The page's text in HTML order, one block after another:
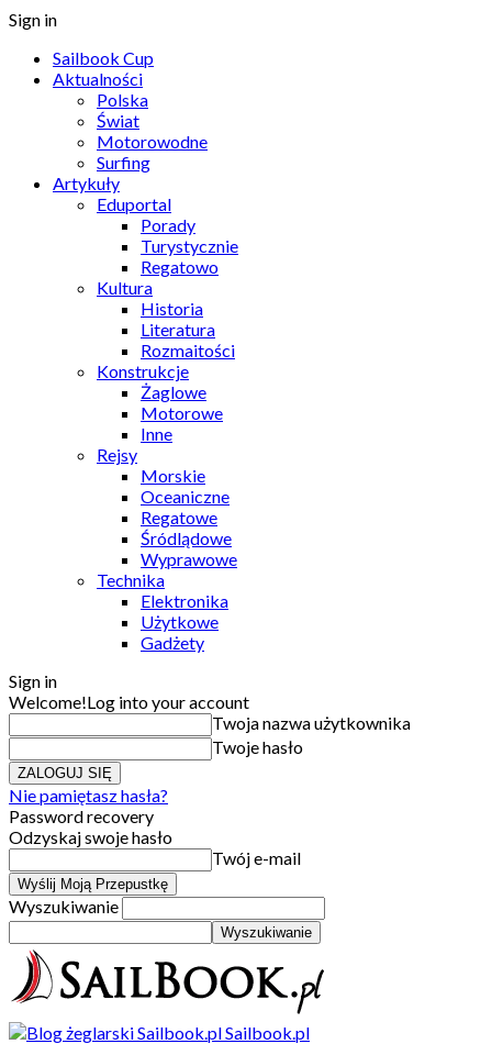
Sign in
Sailbook Cup
Aktualności
Polska
Świat
Motorowodne
Surfing
Artykuły
Eduportal
Porady
Turystycznie
Regatowo
Kultura
Historia
Literatura
Rozmaitości
Konstrukcje
Żaglowe
Motorowe
Inne
Rejsy
Morskie
Oceaniczne
Regatowe
Śródlądowe
Wyprawowe
Technika
Elektronika
Użytkowe
Gadżety
Sign in
Welcome!Log into your account
Twoja nazwa użytkownika
Twoje hasło
Nie pamiętasz hasła?
Password recovery
Odzyskaj swoje hasło
Twój e-mail
Wyszukiwanie
Sailbook.pl